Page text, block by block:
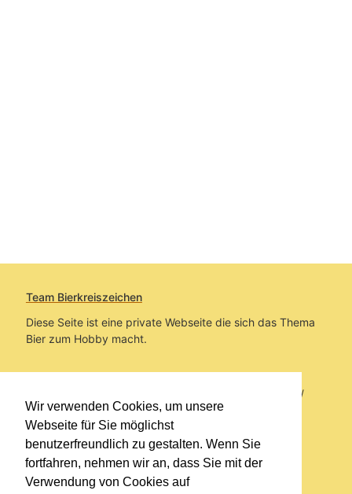
Wir verwenden Cookies, um unsere
Webseite für Sie möglichst
benutzerfreundlich zu gestalten. Wenn Sie
fortfahren, nehmen wir an, dass Sie mit der
Verwendung von Cookies auf
Team Bierkreiszeichen
Diese Seite ist eine private Webseite die sich das Thema
Bier zum Hobby macht.
Sie befinden sich auf https://www.bierkreiszeichen.at/
im Pfad:Übers Bier/Bierinfo/
Erstellt: 2026-08-06
Links